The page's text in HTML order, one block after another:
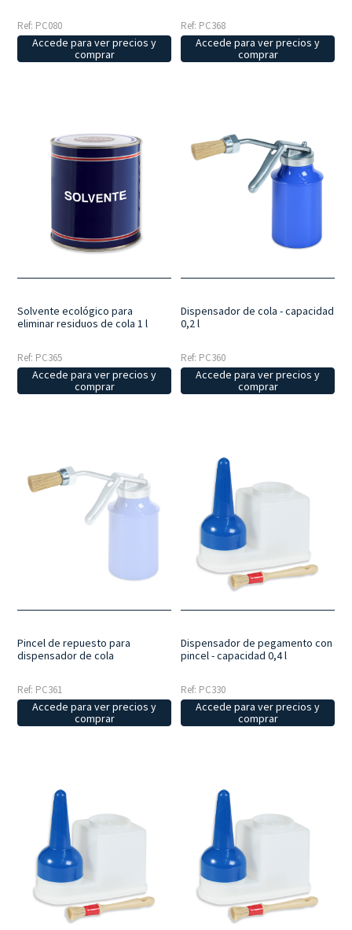
Ref: PC080
Accede para ver precios y
comprar
Ref: PC368
Accede para ver precios y
comprar
Solvente ecológico para
eliminar residuos de cola 1 l
Ref: PC365
Accede para ver precios y
comprar
Dispensador de cola - capacidad
0,2 l
Ref: PC360
Accede para ver precios y
comprar
Pincel de repuesto para
dispensador de cola
Ref: PC361
Accede para ver precios y
comprar
Dispensador de pegamento con
pincel - capacidad 0,4 l
Ref: PC330
Accede para ver precios y
comprar